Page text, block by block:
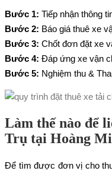
Bước 1: Tiếp nhận thông
Bước 2: Báo giá thuê xe
Bước 3: Chốt đơn đặt xe
Bước 4: Đáp ứng xe vận
Bước 5: Nghiệm thu &
Làm thế nào để
Trụ tại Hoàng
Để tìm được đơn vị cho